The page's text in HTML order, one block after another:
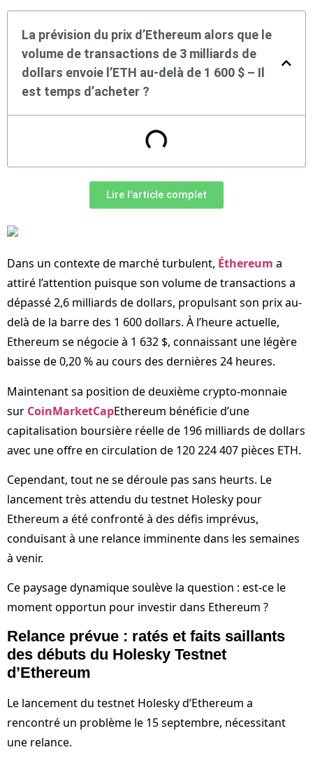
La prévision du prix d’Ethereum alors que le
volume de transactions de 3 milliards de
dollars envoie l’ETH au-delà de 1 600 $ – Il
est temps d’acheter ?
Lire l'article complet
Dans un contexte de marché turbulent, Éthereum a
attiré l’attention puisque son volume de transactions a
dépassé 2,6 milliards de dollars, propulsant son prix au-
delà de la barre des 1 600 dollars. À l’heure actuelle,
Ethereum se négocie à 1 632 $, connaissant une légère
baisse de 0,20 % au cours des dernières 24 heures.
Maintenant sa position de deuxième crypto-monnaie
sur CoinMarketCapEthereum bénéficie d’une
capitalisation boursière réelle de 196 milliards de dollars
avec une offre en circulation de 120 224 407 pièces ETH.
Cependant, tout ne se déroule pas sans heurts. Le
lancement très attendu du testnet Holesky pour
Ethereum a été confronté à des défis imprévus,
conduisant à une relance imminente dans les semaines
à venir.
Ce paysage dynamique soulève la question : est-ce le
moment opportun pour investir dans Ethereum ?
Relance prévue : ratés et faits saillants
des débuts du Holesky Testnet
d’Ethereum
Le lancement du testnet Holesky d’Ethereum a
rencontré un problème le 15 septembre, nécessitant
une relance.